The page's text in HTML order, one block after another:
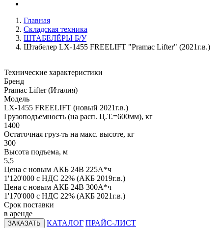
Главная
Складская техника
ШТАБЕЛЁРЫ Б/У
Штабелер LX-1455 FREELIFT "Pramac Lifter" (2021г.в.)
Технические характеристики
Бренд
Pramac Lifter (Италия)
Модель
LX-1455 FREELIFT (новый 2021г.в.)
Грузоподъемность (на расп. Ц.Т.=600мм), кг
1400
Остаточная груз-ть на макс. высоте, кг
300
Высота подъема, м
5,5
Цена с новым АКБ 24В 225А*ч
1'120'000 с НДС 22% (АКБ 2019г.в.)
Цена с новым АКБ 24В 300А*ч
1'170'000 с НДС 22% (АКБ 2021г.в.)
Срок поставки
в аренде
ЗАКАЗАТЬ КАТАЛОГ ПРАЙС-ЛИСТ